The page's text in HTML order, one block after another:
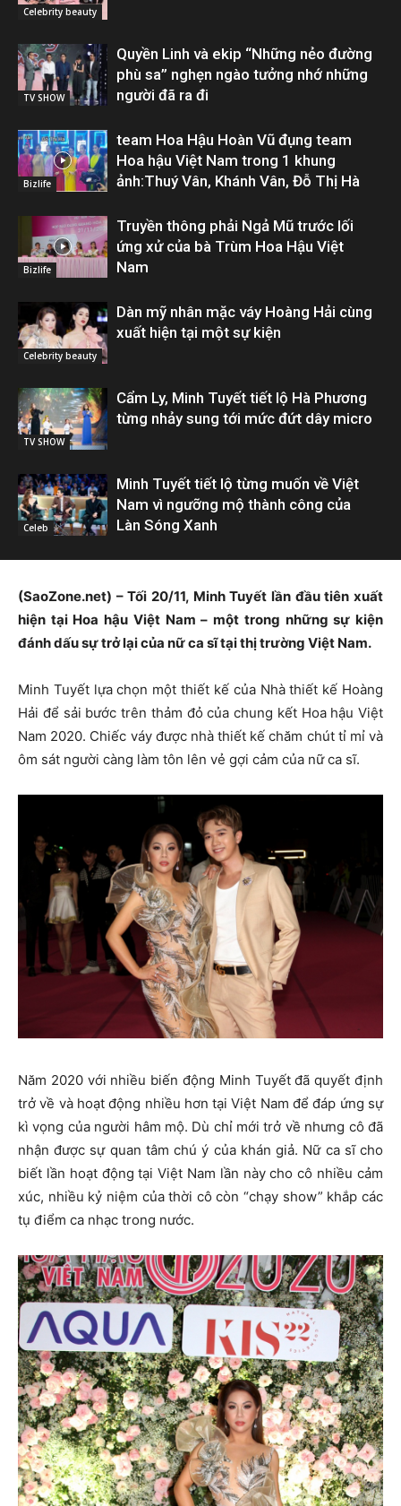
Celebrity beauty
TV SHOW
Quyền Linh và ekip “Những nẻo đường
phù sa” nghẹn ngào tưởng nhớ những
người đã ra đi
Bizlife
team Hoa Hậu Hoàn Vũ đụng team
Hoa hậu Việt Nam trong 1 khung
ảnh:Thuý Vân, Khánh Vân, Đỗ Thị Hà
Bizlife
Truyền thông phải Ngả Mũ trước lối
ứng xử của bà Trùm Hoa Hậu Việt
Nam
Celebrity beauty
Dàn mỹ nhân mặc váy Hoàng Hải cùng
xuất hiện tại một sự kiện
TV SHOW
Cẩm Ly, Minh Tuyết tiết lộ Hà Phương
từng nhảy sung tới mức đứt dây micro
Celeb
Minh Tuyết tiết lộ từng muốn về Việt
Nam vì ngưỡng mộ thành công của
Làn Sóng Xanh
(SaoZone.net) – Tối 20/11, Minh Tuyết lần đầu tiên xuất
hiện tại Hoa hậu Việt Nam – một trong những sự kiện
đánh dấu sự trở lại của nữ ca sĩ tại thị trường Việt Nam.
Minh Tuyết lựa chọn một thiết kế của Nhà thiết kế Hoàng
Hải để sải bước trên thảm đỏ của chung kết Hoa hậu Việt
Nam 2020. Chiếc váy được nhà thiết kế chăm chút tỉ mỉ và
ôm sát người càng làm tôn lên vẻ gợi cảm của nữ ca sĩ.
Năm 2020 với nhiều biến động Minh Tuyết đã quyết định
trở về và hoạt động nhiều hơn tại Việt Nam để đáp ứng sự
kì vọng của người hâm mộ. Dù chỉ mới trở về nhưng cô đã
nhận được sự quan tâm chú ý của khán giả. Nữ ca sĩ cho
biết lần hoạt động tại Việt Nam lần này cho cô nhiều cảm
xúc, nhiều kỷ niệm của thời cô còn “chạy show” khắp các
tụ điểm ca nhạc trong nước.